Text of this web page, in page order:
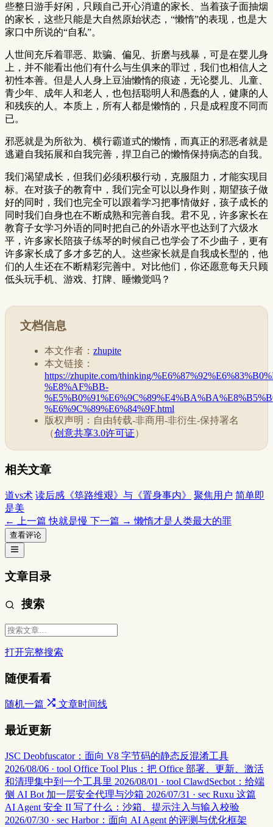
些整日游手好闲，只顾自己开心消遣的家长、当着孩子面抽烟
的家长，这些只能是大自然原始状态，“懒惰”的表现，也是大
家口中所说的“自私”。
人世间充斥着罪恶、欺骗、偏见、折磨与残暴，可是在婴儿身
上，并不能看出他们有什么与生俱来的罪过，我们也相信人之
初性本善。但是人人身上豆油懒惰的痕迹，无论婴儿、儿童、
青少年、成年人和老人，也包括聪明人和愚蠢的人，健康的人
和残疾的人。本质上，所有人都是懒惰的，只是成程度不同而
已。
邪恶就是为所欲为、横行霸道式的懒惰，而真正的邪恶者就是
逃避自我拓展和自我完善，捍卫自己的懒惰保持病态的自我。
我们渴望成长，但我们必须积极行动，克服阻力，才能实现目
标。在对孩子的教育中，我们完全可以以身作则，期望孩子做
好的同时，我们也完全可以跟着学习把事情做好，孩子成长的
同时我们自身也在不断成熟和完善自我。君不见，许多家长在
教育子女学习外语的同时把自己的外语水平也达到了六级水
平，许多家长陪孩子练琴的时候自己也学会了不少曲子，更有
许多家长成了多才多艺的人。这些家长就是自我成长型的，他
们的人生还在不断精彩完善中。对比他们，你还愿意每天只顾
低头玩手机、游戏、打牌、睡懒觉吗？
文档信息
本文作者： zhupite
本文链接：
https://zhupite.com/thinking/
%E8%AF%BB-
%E6%9C%89%E6%84%9F.html
版权声明：自由转载-非商用-非衍生-保持署名
（创意共享3.0许可证）
相关文章
道vs术 读后感《筚路维艰》与《置身事内》 聚焦用户 简单即
是美
← 上一篇 快就是慢 下一篇 → 懒惰才是人类最大的罪
查看评论
文章目录
搜索
打开完整搜索
随便看看
随机一篇 文章时间线
最近更新
JSC Deobfuscator：面向 V8 字节码的静态反混淆工具
2026/08/06 · tool Office Tool Plus：把 Office 部署、更新、激活
和清理集中到一个工具里 2026/08/01 · tool ClawdSecbot：给端
侧 AI Bot 加一层安全代理与沙箱 2026/07/31 · sec Ruxu 这篇
AI Agent 安全 II 写了什么：沙箱、提示注入与输入校验
2026/07/30 · sec Harbor：面向 AI Agent 的评测与优化框架